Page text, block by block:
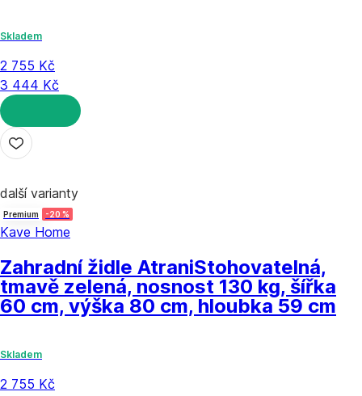
Skladem
2 755 Kč
3 444 Kč
DO KOŠÍKU
další varianty
Premium -20 %
Kave Home
Zahradní židle AtraniStohovatelná,
tmavě zelená, nosnost 130 kg, šířka
60 cm, výška 80 cm, hloubka 59 cm
Skladem
2 755 Kč